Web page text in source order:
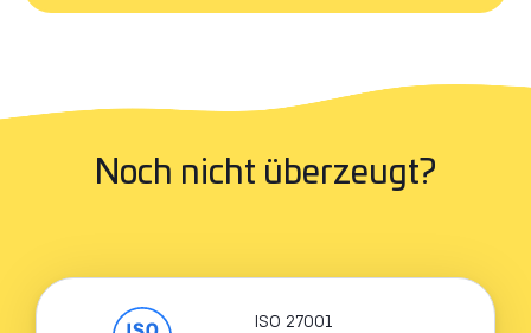
Noch nicht überzeugt?
ISO 27001